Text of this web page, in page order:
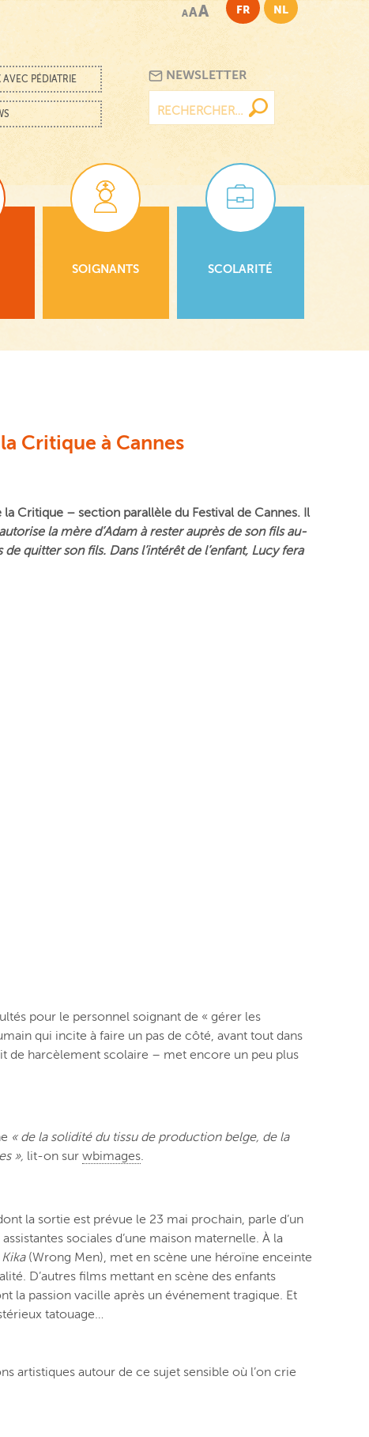
AAA FR NL
AVEC PÉDIATRIE
NEWSLETTER
SOIGNANTS SCOLARITÉ
Critique à Cannes
la Critique – section parallèle du Festival de Cannes. Il
la mère d’Adam à rester auprès de son fils au-
quitter son fils. Dans l’intérêt de l’enfant, Lucy fera
pour le personnel soignant de « gérer les
qui incite à faire un pas de côté, avant tout dans
de harcèlement scolaire – met encore un peu plus
« de la solidité du tissu de production belge, de la
», lit-on sur wbimages.
la sortie est prévue le 23 mai prochain, parle d’un
sociales d’une maison maternelle. À la
Kika (Wrong Men), met en scène une héroïne enceinte
D’autres films mettant en scène des enfants
la passion vacille après un événement tragique. Et
tatouage…
artistiques autour de ce sujet sensible où l’on crie